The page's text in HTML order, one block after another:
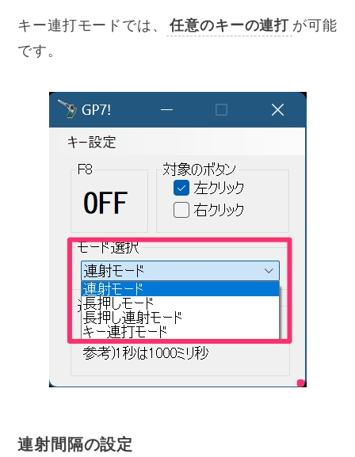
キー連打モードでは、 任意のキーの連打 が可能
です。
連射間隔の設定